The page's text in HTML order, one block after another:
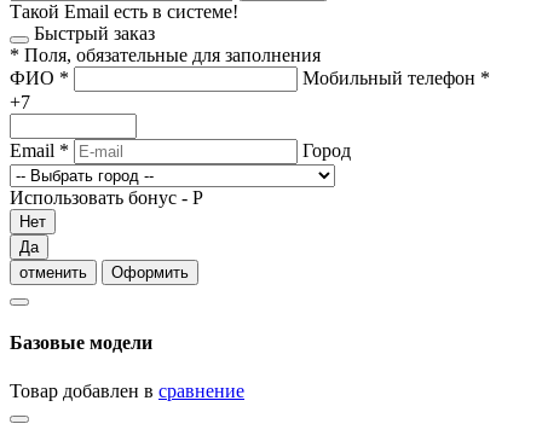
Такой Email есть в системе!
Быстрый заказ
* Поля, обязательные для заполнения
ФИО * Мобильный телефон *
+7
Email * Город
Использовать бонус - Р
Нет
Да
отменить
Оформить
Базовые модели
Товар добавлен в сравнение